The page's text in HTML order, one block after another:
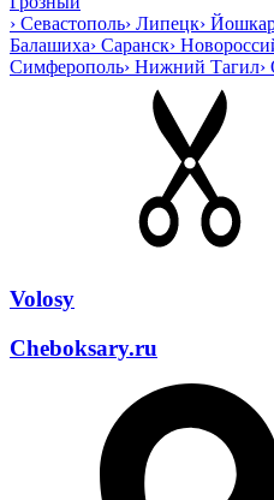
› Севастополь› Липецк›
Балашиха› Саранск›
Симферополь› Нижний Тагил›
Volosy
Cheboksary.ru